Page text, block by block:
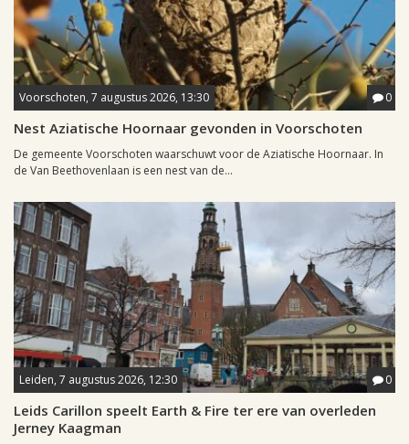
Voorschoten, 7 augustus 2026, 13:30 0
Nest Aziatische Hoornaar gevonden in Voorschoten
De gemeente Voorschoten waarschuwt voor de Aziatische Hoornaar. In
de Van Beethovenlaan is een nest van de...
Leiden, 7 augustus 2026, 12:30 0
Leids Carillon speelt Earth & Fire ter ere van overleden
Jerney Kaagman